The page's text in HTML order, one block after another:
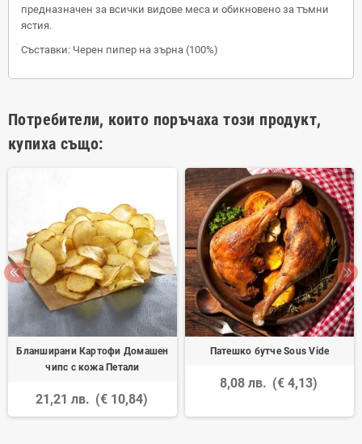
предназначен за всички видове меса и обикновено за тъмни
ястия.
Съставки: Черен пипер на зърна (100%)
Потребители, които поръчаха този продукт,
купиха също:
Бланширани Картофи Домашен
чипс с кожа Петали
21,21 лв. (€ 10,84)
Патешко бутче Sous Vide
8,08 лв. (€ 4,13)